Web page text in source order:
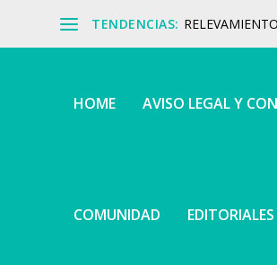
TENDENCIAS:
HOME AVISO LEGAL Y
COMUNIDAD EDITORIALES